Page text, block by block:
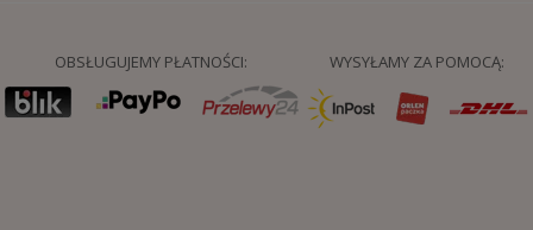
OBSŁUGUJEMY PŁATNOŚCI: WYSYŁAMY ZA POMOCĄ: